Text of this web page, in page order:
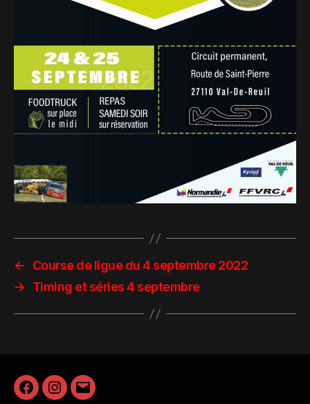
←
Course de ligue du 4 septembre 2022
→
Timing et séries 4 septembre
Facebook
Instagram
E-